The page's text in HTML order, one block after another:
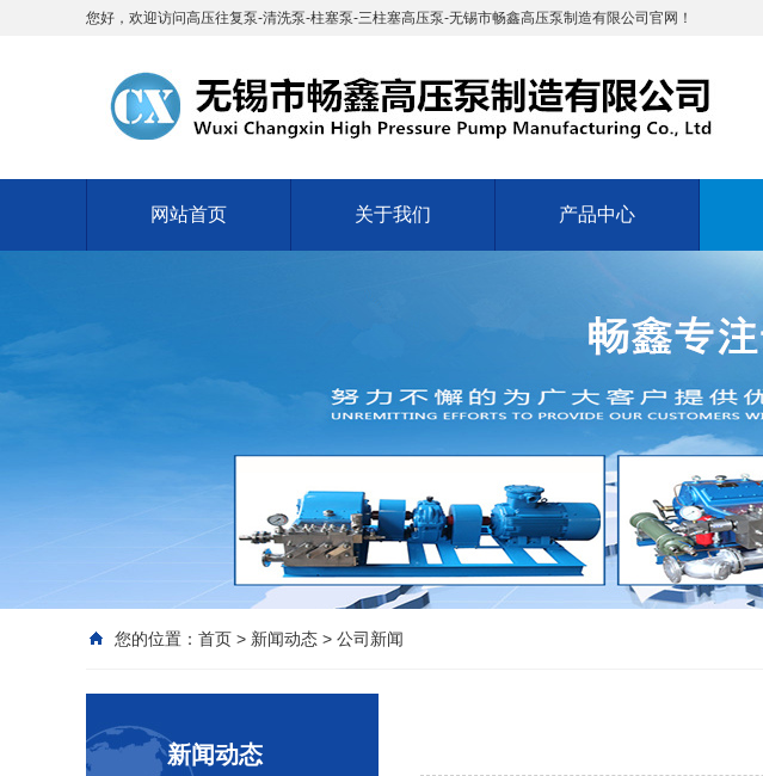
您好，欢迎访问高压往复泵-清洗泵-柱塞泵-三柱塞高压泵-无锡市畅鑫高压泵制造有限公司官网！
网站首页 关于我们 产品中心
您的位置： 首页 > 新闻动态 > 公司新闻
新闻动态